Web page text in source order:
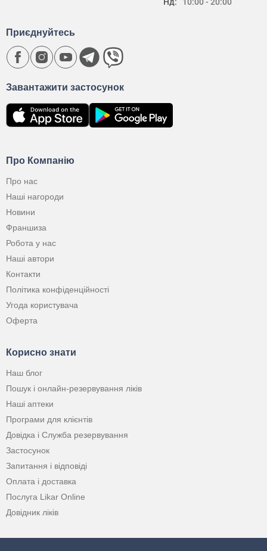
Про Компанію
Про нас
Наші нагороди
Новини
Франшиза
Робота у нас
Наші автори
Контакти
Політика конфіденційності
Угода користувача
Оферта
Корисно знати
Наш блог
Пошук і онлайн-резервування ліків
Наші аптеки
Програми для клієнтів
Довідка і Служба резервування
Застосунок
Запитання і відповіді
Оплата і доставка
Послуга Likar Online
Довідник ліків
Завантажити застосунок
Приєднуйтесь